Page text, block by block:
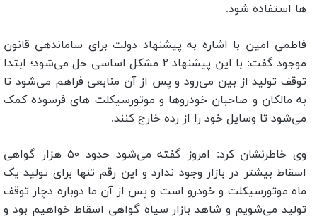
ها استفاده شود.
فاطمی امین با اشاره به پیشنهاد دولت برای ساماندهی قانون
موجود گفت: با این پیشنهاد ۲ مشکل اساسی حل می‌شود؛ ابتدا
توقف تولید از بین می‌رود و پس از آن منابعی فراهم می‌شود تا
به مالکان و صاحبان خودروها و موتورسیکلت های فرسوده کمک
می‌شود تا وسایل خود را از رده خارج کنند.
وی خاطرنشان کرد: امروز گفته می‌شود حدود ۵۰ هزار گواهی
اسقاط بیشتر در بازار وجود ندارد و این رقم تنها برای تولید یک
ماه موتورسیکلت و خودرو است و پس از آن ما دوباره دچار توقف
تولید می‌شویم و شاهد بازار سیاه گواهی اسقاط خواهیم بود و